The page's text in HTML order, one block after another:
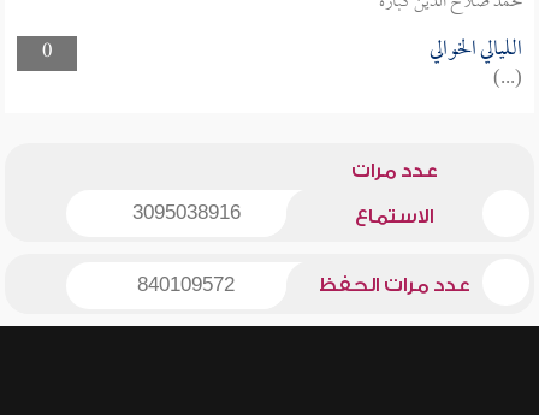
0
الليالي الخوالي
(...)
عدد مرات
الاستماع 3095038916
عدد مرات الحفظ 840109572